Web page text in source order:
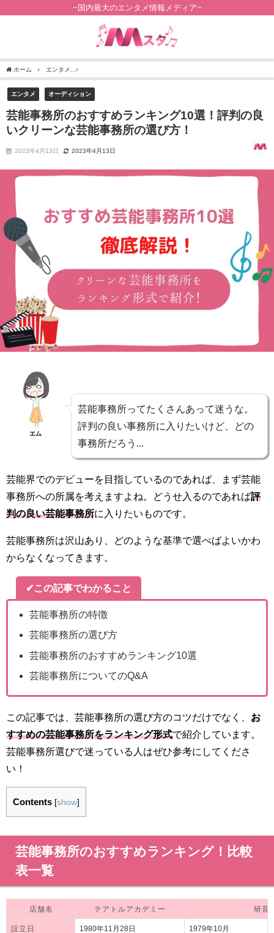
~国内最大のエンタメ情報メディア~
ホーム エンタメ
エンタメ オーディション
芸能事務所のおすすめランキング10選！評判の良
いクリーンな芸能事務所の選び方！
2023年4月13日 2023年4月13日
エム
芸能事務所ってたくさんあって迷うな。
評判の良い事務所に入りたいけど、どの
事務所だろう...
芸能界でのデビューを目指しているのであれば、まず芸能
事務所への所属を考えますよね。どうせ入るのであれば評
判の良い芸能事務所に入りたいものです。
芸能事務所は沢山あり、どのような基準で選べばよいかわ
からなくなってきます。
✔この記事でわかること
芸能事務所の特徴
芸能事務所の選び方
芸能事務所のおすすめランキング10選
芸能事務所についてのQ&A
この記事では、芸能事務所の選び方のコツだけでなく、 お
すすめの芸能事務所をランキング形式で紹介しています。
芸能事務所選びで迷っている人はぜひ参考にしてくださ
い！
Contents [show]
芸能事務所のおすすめランキング！比較
表一覧
店舗名 テアトルアカデミー 研音
設立日 1980年11月28日 1979年10月